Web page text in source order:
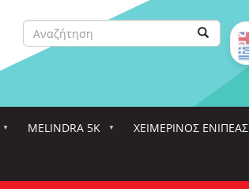
Search
Αναζήτηση
MELINDRA 5K ΧΕΙΜΕΡΙΝΟΣ ΕΝΙΠΕΑΣ